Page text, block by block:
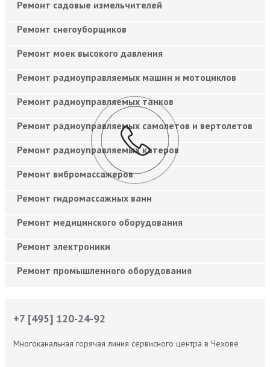
Ремонт садовые измельчителей
Ремонт снегоуборщиков
Ремонт моек высокого давления
Ремонт радиоуправляемых машин и мотоциклов
Ремонт радиоуправляемых танков
Ремонт радиоуправляемых самолетов и вертолетов
Ремонт радиоуправляемых катеров
Ремонт вибромассажеров
Ремонт гидромассажных ванн
Ремонт медицинского оборудования
Ремонт электроники
Ремонт промышленного оборудования
+7 [495] 120-24-92
Многоканальная горячая линия сервисного центра в Чехове